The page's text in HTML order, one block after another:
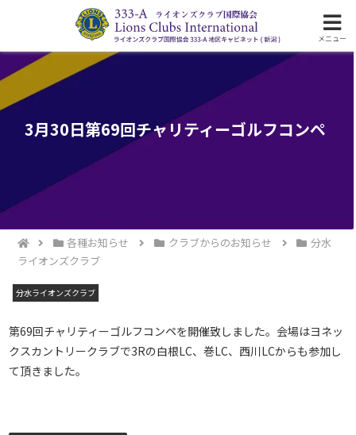
ライオンズクラブ国際協会333-A地区の活動
3月30日第69回チャリティーゴルフコンペ
各種お知らせ クラブからのお知らせ
分水
ライオンズクラブ
分水ライオンズクラブ
第69回チャリティーゴルフコンペを開催致しました。会場はヨネッ
クスカントリークラブで3Rの白根LC、巻LC、西川LCからも参加し
て頂きました。
メニュー